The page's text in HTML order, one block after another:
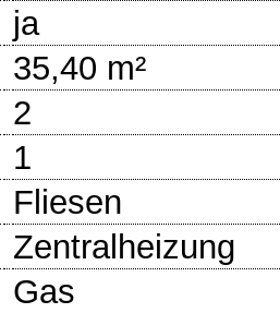
ja
35,40 m²
2
1
Fliesen
Zentralheizung
Gas